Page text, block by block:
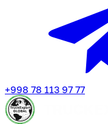
+998 78 113 97 77